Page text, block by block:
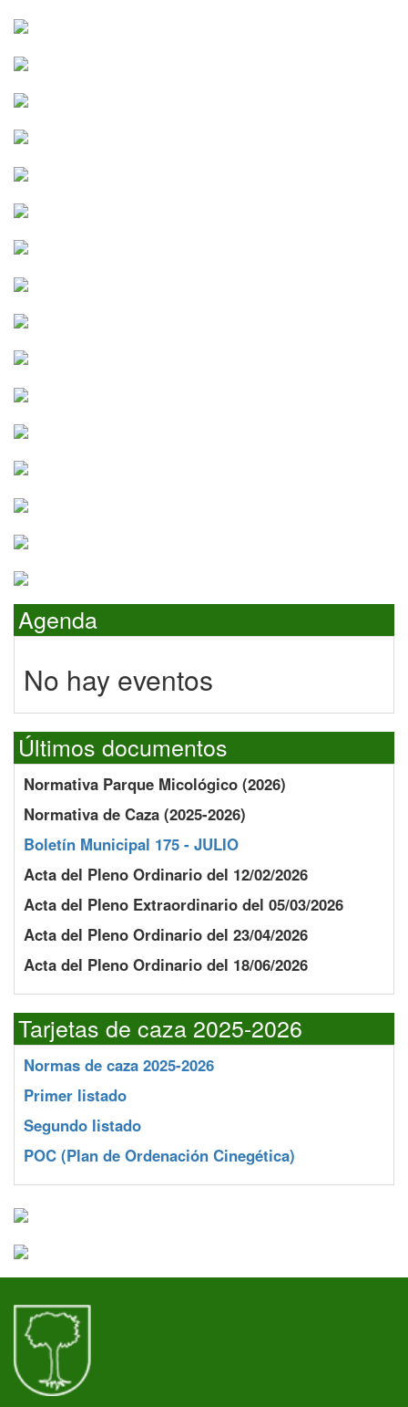
Agenda
No hay eventos
Últimos documentos
Normativa Parque Micológico (2026)
Normativa de Caza (2025-2026)
Boletín Municipal 175 - JULIO
Acta del Pleno Ordinario del 12/02/2026
Acta del Pleno Extraordinario del 05/03/2026
Acta del Pleno Ordinario del 23/04/2026
Acta del Pleno Ordinario del 18/06/2026
Tarjetas de caza 2025-2026
Normas de caza 2025-2026
Primer listado
Segundo listado
POC (Plan de Ordenación Cinegética)